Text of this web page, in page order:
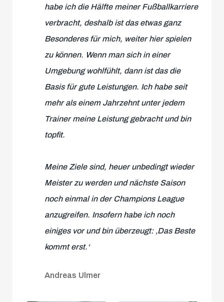
habe ich die Hälfte meiner Fußballkarriere
verbracht, deshalb ist das etwas ganz
Besonderes für mich, weiter hier spielen
zu können. Wenn man sich in einer
Umgebung wohlfühlt, dann ist das die
Basis für gute Leistungen. Ich habe seit
mehr als einem Jahrzehnt unter jedem
Trainer meine Leistung gebracht und bin
topfit.
Meine Ziele sind, heuer unbedingt wieder
Meister zu werden und nächste Saison
noch einmal in der Champions League
anzugreifen. Insofern habe ich noch
einiges vor und bin überzeugt: ‚Das Beste
kommt erst.‘
Andreas Ulmer